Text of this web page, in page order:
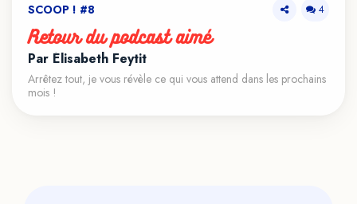
SCOOP ! #8 4
Retour du podcast aimé
Par Élisabeth Feytit
Arrêtez tout, je vous révèle ce qui vous attend dans les prochains
mois !